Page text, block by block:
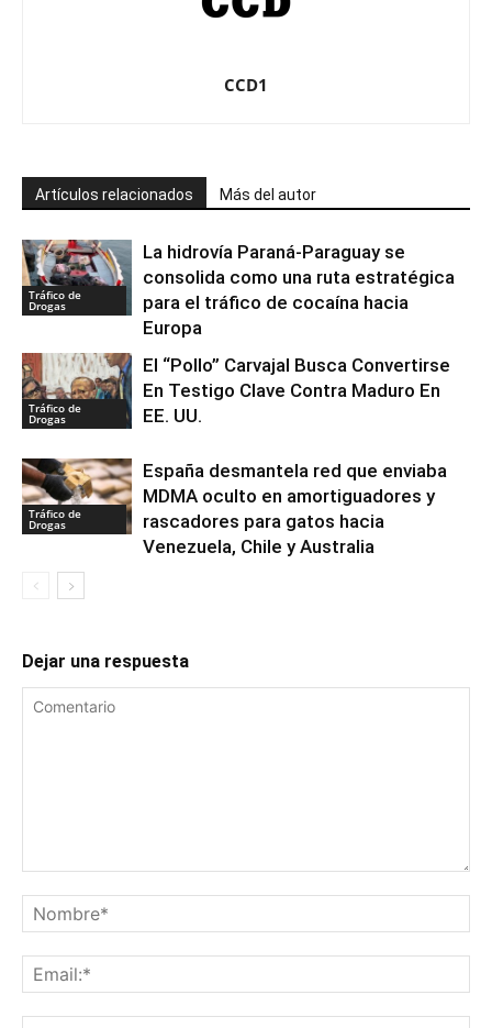
CCD1
Artículos relacionados Más del autor
Tráfico de
Drogas
La hidrovía Paraná-Paraguay se
consolida como una ruta estratégica
para el tráfico de cocaína hacia
Europa
Tráfico de
Drogas
El “Pollo” Carvajal Busca Convertirse
En Testigo Clave Contra Maduro En
EE. UU.
Tráfico de
Drogas
España desmantela red que enviaba
MDMA oculto en amortiguadores y
rascadores para gatos hacia
Venezuela, Chile y Australia
Dejar una respuesta